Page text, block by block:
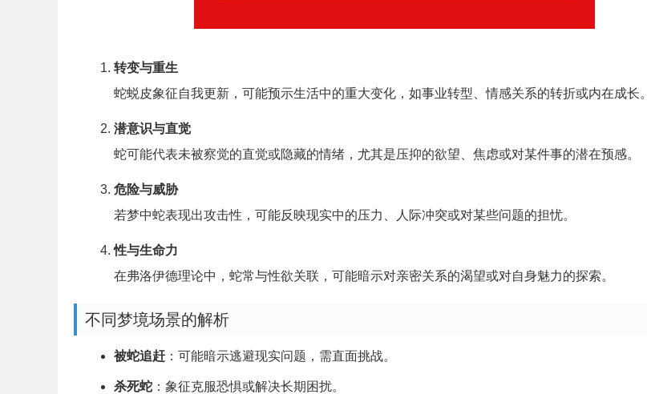
转变与重生
蛇蜕皮象征自我更新，可能预示生活中的重大变化，如事业转型、情感关系的转折或内在成长。
潜意识与直觉
蛇可能代表未被察觉的直觉或隐藏的情绪，尤其是压抑的欲望、焦虑或对某件事的潜在预感。
危险与威胁
若梦中蛇表现出攻击性，可能反映现实中的压力、人际冲突或对某些问题的担忧。
性与生命力
在弗洛伊德理论中，蛇常与性欲关联，可能暗示对亲密关系的渴望或对自身魅力的探索。
不同梦境场景的解析
被蛇追赶 ：可能暗示逃避现实问题，需直面挑战。
杀死蛇 ：象征克服恐惧或解决长期困扰。